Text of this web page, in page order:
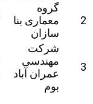
2
گروه
معماری بنا
سازان
3
شرکت
مهندسی
عمران آباد
بوم